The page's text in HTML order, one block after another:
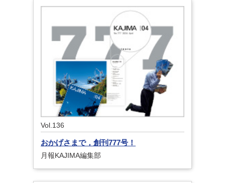
Vol.136
おかげさまで，創刊777号！
月報KAJIMA編集部